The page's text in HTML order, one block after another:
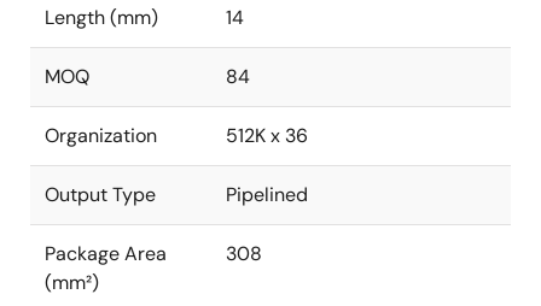
Length (mm) 14
MOQ 84
Organization 512K x 36
Output Type Pipelined
Package Area
(mm²)
308